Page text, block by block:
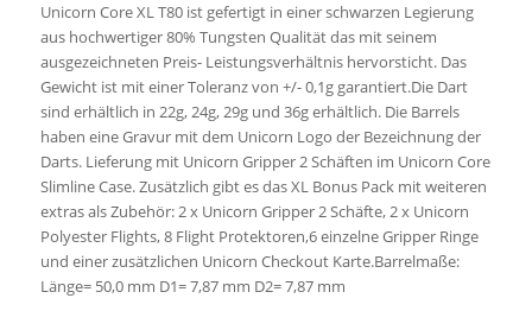
Unicorn Core XL T80 ist gefertigt in einer schwarzen Legierung
aus hochwertiger 80% Tungsten Qualität das mit seinem
ausgezeichneten Preis- Leistungsverhältnis hervorsticht. Das
Gewicht ist mit einer Toleranz von +/- 0,1g garantiert.Die Dart
sind erhältlich in 22g, 24g, 29g und 36g erhältlich. Die Barrels
haben eine Gravur mit dem Unicorn Logo der Bezeichnung der
Darts. Lieferung mit Unicorn Gripper 2 Schäften im Unicorn Core
Slimline Case. Zusätzlich gibt es das XL Bonus Pack mit weiteren
extras als Zubehör: 2 x Unicorn Gripper 2 Schäfte, 2 x Unicorn
Polyester Flights, 8 Flight Protektoren,6 einzelne Gripper Ringe
und einer zusätzlichen Unicorn Checkout Karte.Barrelmaße:
Länge= 50,0 mm D1= 7,87 mm D2= 7,87 mm